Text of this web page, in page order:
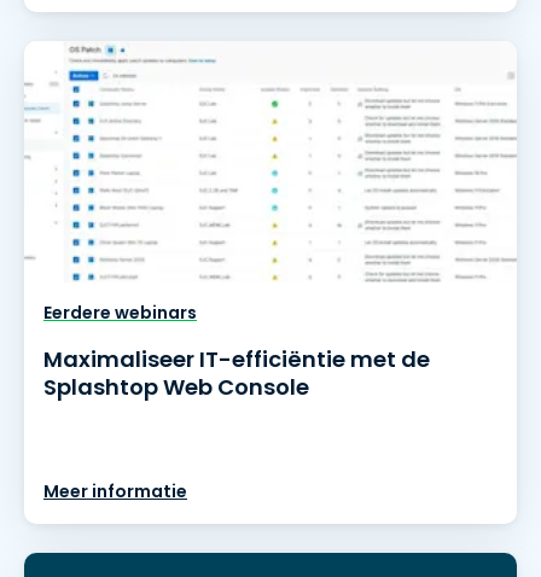
Eerdere webinars
Maximaliseer IT-efficiëntie met de
Splashtop Web Console
Meer informatie